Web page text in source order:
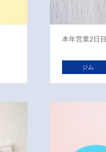
本年営業2日目
ジム